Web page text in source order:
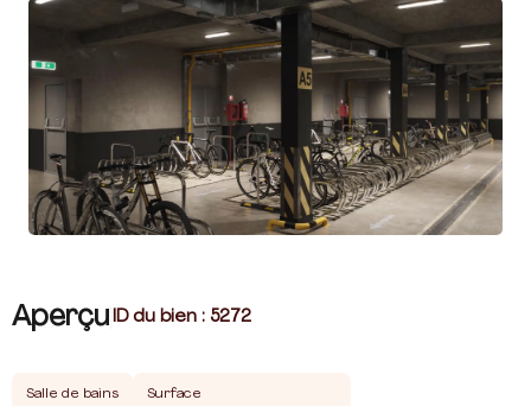
Aperçu ID du bien : 5272
Salle de bains
Surface